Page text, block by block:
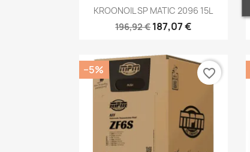
Kiirvaade
KROONOIL SP MATIC 2096 15L
196,92 €187,07 €
−5% favorite_border